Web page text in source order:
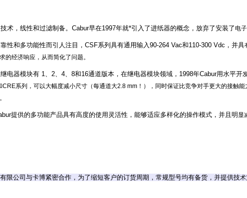
术，线性和过滤制备。Cabur早在1997年就*引入了进纸器的概念，放弃了安装了电
性和多功能性而引人注目，CSF系列具有通用输入90-264 Vac和110-300 Vdc，并具
的经济响应，从而简化了问题。
电器模块有 1、2、4、8和16通道版本，在继电器模块领域，1998年Cabur用水平开
系列，可以大幅度减小尺寸（每通道大2.8 mm！），同时保证比竞争对手更大的接触能
提供的多功能产品具有高度的使用灵活性，能够适应多样化的操作模式，并且明 显
限公司与卡博紧密合作，为了缩短客户的订货周期，常规型号均有备货，并提供技术